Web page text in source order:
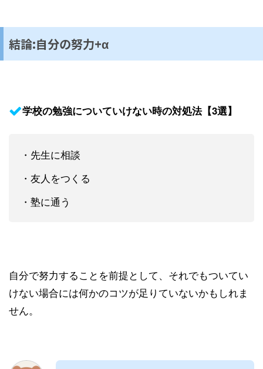
結論:自分の努力+α
学校の勉強についていけない時の対処法【3選】
・先生に相談
・友人をつくる
・塾に通う
自分で努力することを前提として、それでもついてい
けない場合には何かのコツが足りていないかもしれま
せん。